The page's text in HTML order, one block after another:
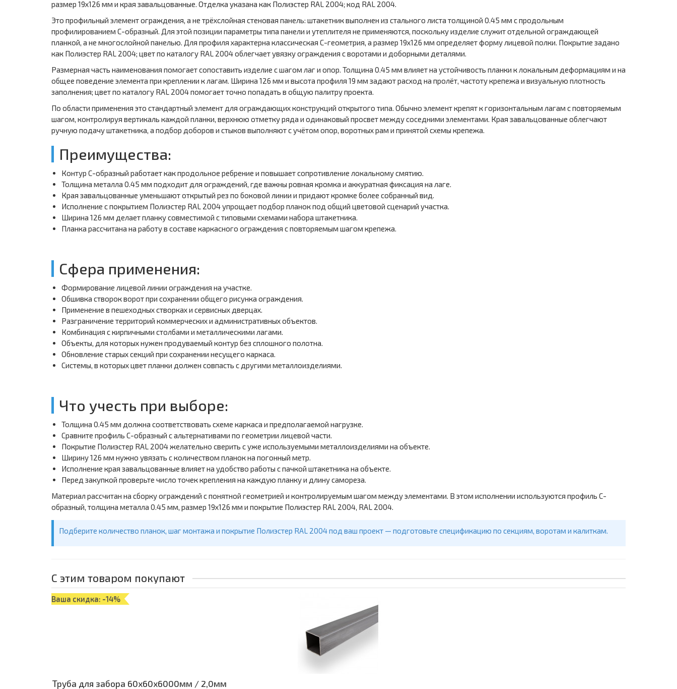
размер 19х126 мм и края завальцованные. Отделка указана как Полиэстер RAL 2004; код RAL 2004.
Это профильный элемент ограждения, а не трёхслойная стеновая панель: штакетник выполнен из стального листа толщиной 0.45 мм с продольным
профилированием С-образный. Для этой позиции параметры типа панели и утеплителя не применяются, поскольку изделие служит отдельной ограждающей
планкой, а не многослойной панелью. Для профиля характерна классическая С-геометрия, а размер 19х126 мм определяет форму лицевой полки. Покрытие задано
как Полиэстер RAL 2004; цвет по каталогу RAL 2004 облегчает увязку ограждения с воротами и доборными деталями.
Размерная часть наименования помогает сопоставить изделие с шагом лаг и опор. Толщина 0.45 мм влияет на устойчивость планки к локальным деформациям и на
общее поведение элемента при креплении к лагам. Ширина 126 мм и высота профиля 19 мм задают расход на пролёт, частоту крепежа и визуальную плотность
заполнения; цвет по каталогу RAL 2004 помогает точно попадать в общую палитру проекта.
По области применения это стандартный элемент для ограждающих конструкций открытого типа. Обычно элемент крепят к горизонтальным лагам с повторяемым
шагом, контролируя вертикаль каждой планки, верхнюю отметку ряда и одинаковый просвет между соседними элементами. Края завальцованные облегчают
ручную подачу штакетника, а подбор доборов и стыков выполняют с учётом опор, воротных рам и принятой схемы крепежа.
Преимущества:
Контур С-образный работает как продольное ребрение и повышает сопротивление локальному смятию.
Толщина металла 0.45 мм подходит для ограждений, где важны ровная кромка и аккуратная фиксация на лаге.
Края завальцованные уменьшают открытый рез по боковой линии и придают кромке более собранный вид.
Исполнение с покрытием Полиэстер RAL 2004 упрощает подбор планок под общий цветовой сценарий участка.
Ширина 126 мм делает планку совместимой с типовыми схемами набора штакетника.
Планка рассчитана на работу в составе каркасного ограждения с повторяемым шагом крепежа.
Сфера применения:
Формирование лицевой линии ограждения на участке.
Обшивка створок ворот при сохранении общего рисунка ограждения.
Применение в пешеходных створках и сервисных дверцах.
Разграничение территорий коммерческих и административных объектов.
Комбинация с кирпичными столбами и металлическими лагами.
Объекты, для которых нужен продуваемый контур без сплошного полотна.
Обновление старых секций при сохранении несущего каркаса.
Системы, в которых цвет планки должен совпасть с другими металлоизделиями.
Что учесть при выборе:
Толщина 0.45 мм должна соответствовать схеме каркаса и предполагаемой нагрузке.
Сравните профиль С-образный с альтернативами по геометрии лицевой части.
Покрытие Полиэстер RAL 2004 желательно сверить с уже используемыми металлоизделиями на объекте.
Ширину 126 мм нужно увязать с количеством планок на погонный метр.
Исполнение края завальцованные влияет на удобство работы с пачкой штакетника на объекте.
Перед закупкой проверьте число точек крепления на каждую планку и длину самореза.
Материал рассчитан на сборку ограждений с понятной геометрией и контролируемым шагом между элементами. В этом исполнении используются профиль С-
образный, толщина металла 0.45 мм, размер 19х126 мм и покрытие Полиэстер RAL 2004, RAL 2004.
Подберите количество планок, шаг монтажа и покрытие Полиэстер RAL 2004 под ваш проект — подготовьте спецификацию по секциям, воротам и калиткам.
С этим товаром покупают
Ваша скидка: -14%
Труба для забора 60х60x6000мм / 2,0мм